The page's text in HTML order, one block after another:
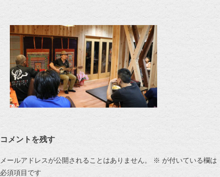
コメントを残す
メールアドレスが公開されることはありません。 ※ が付いている欄は
必須項目です